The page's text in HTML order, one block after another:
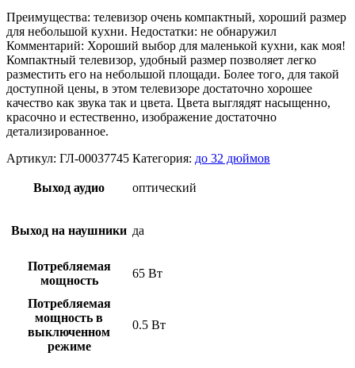
Преимущества: телевизор очень компактный, хороший размер
для небольшой кухни. Недостатки: не обнаружил
Комментарий: Хороший выбор для маленькой кухни, как моя!
Компактный телевизор, удобный размер позволяет легко
разместить его на небольшой площади. Более того, для такой
доступной цены, в этом телевизоре достаточно хорошее
качество как звука так и цвета. Цвета выглядят насыщенно,
красочно и естественно, изображение достаточно
детализированное.
Артикул: ГЛ-00037745 Категория: до 32 дюймов
Выход аудио оптический
Выход на наушники да
Потребляемая
мощность
65 Вт
Потребляемая
мощность в
выключенном
режиме
0.5 Вт